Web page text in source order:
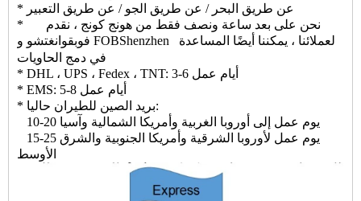
* عن طريق البحر / عن طريق الجو / عن طريق التعبير
* نحن على بعد ساعة ونصف فقط من هونج كونج ، نقدم
فوب
قوانغتشو و FOBShenzhen لعملائنا ، يمكننا أيضًا المساعدة
في دمج الحاويات
* DHL ، UPS ، Fedex ، TNT: 3-6 أيام عمل
* EMS: 5-8 أيام عمل
* بريد الصين للطيران حاليا:
10-20 يوم عمل إلى أوروبا الغربية وأمريكا الشمالية وآسيا
15-25 يوم عمل لأوروبا الشرقية وأمريكا الجنوبية والشرق
الأوسط